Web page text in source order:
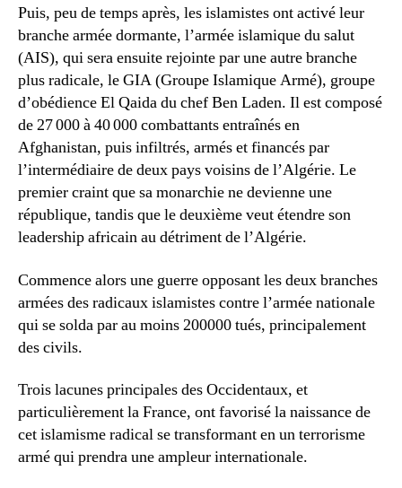
Puis, peu de temps après, les islamistes ont activé leur
branche armée dormante, l’armée islamique du salut
(AIS), qui sera ensuite rejointe par une autre branche
plus radicale, le GIA (Groupe Islamique Armé), groupe
d’obédience El Qaida du chef Ben Laden. Il est composé
de 27 000 à 40 000 combattants entraînés en
Afghanistan, puis infiltrés, armés et financés par
l’intermédiaire de deux pays voisins de l’Algérie. Le
premier craint que sa monarchie ne devienne une
république, tandis que le deuxième veut étendre son
leadership africain au détriment de l’Algérie.
Commence alors une guerre opposant les deux branches
armées des radicaux islamistes contre l’armée nationale
qui se solda par au moins 200000 tués, principalement
des civils.
Trois lacunes principales des Occidentaux, et
particulièrement la France, ont favorisé la naissance de
cet islamisme radical se transformant en un terrorisme
armé qui prendra une ampleur internationale.